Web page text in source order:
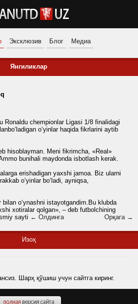
Эксклюзив Блог Медиа
Янгиликлар
Ronaldu chempionlar Ligasi 1/8 finalidagi
o‘yinlar haqida fikrlarini aytib
hisoblayman. Meni fikrimcha, «Real»
bunihali maydonda isbotlash kerak.
erishadigan yaxshi jamoa. Biz ularni
o‘yinlar bo‘ladi, ayniqsa,
bilan o‘ynashni istayotgandim.Bu klubda
xotiralar qolgan», – deb futbolchining
sayti ← Олдинга Орқага →
Изоҳ
Шарҳ қўшиш учун сайтга киринг.